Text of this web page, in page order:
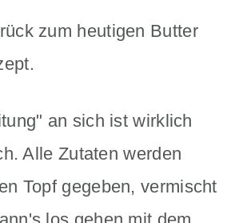
zum heutigen Butter
an sich ist wirklich
Alle Zutaten werden
Topf gegeben, vermischt